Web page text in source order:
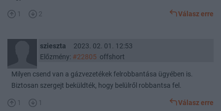
1 2 Válasz erre
szieszta
2023. 02. 01. 12:53
Előzmény: #22805 offshort
Milyen csend van a gázvezetékek felrobbantása ügyében is.
Biztosan szergejt beküldték, hogy belülről robbantsa fel.
1 1 Válasz erre